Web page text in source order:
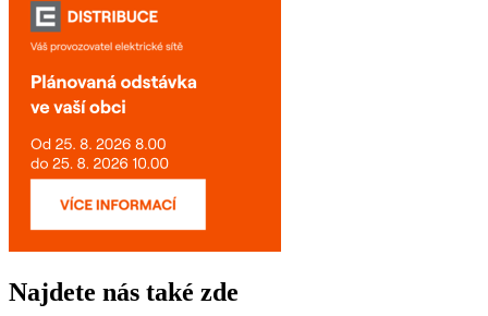
Najdete nás také zde